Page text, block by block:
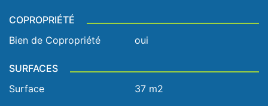
COPROPRIÉTÉ
Bien de Copropriété
oui
SURFACES
Surface
37 m2